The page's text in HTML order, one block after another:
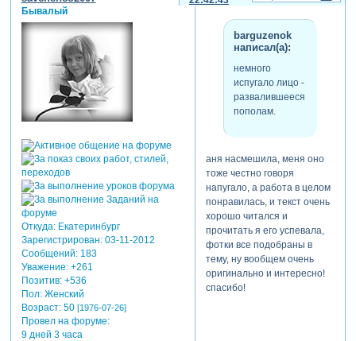
Бывалый
Откуда:Екатеринбург
Зарегистрирован: 03-11-2012
Сообщений:183
Уважение: +261
Позитив: +536
Пол:Женский
Возраст:50 [1976-07-26]
Провел на форуме:
9 дней 3 часа
barguzenok
написал(а):
немного
испугало лицо -
развалившееся
пополам.
аня насмешила, меня оно
тоже честно говоря
напугало, а работа в целом
понравилась, и текст очень
хорошо читался и
прочитать я его успевала,
фотки все подобраны в
тему, ну вообщем очень
оригинально и интересно!
спасибо!